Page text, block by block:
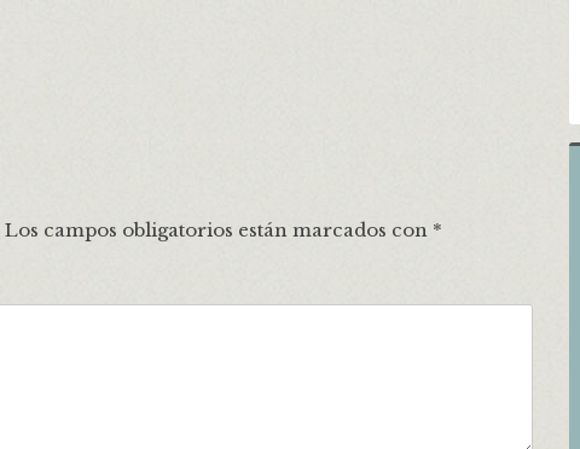
Los campos obligatorios están marcados con *